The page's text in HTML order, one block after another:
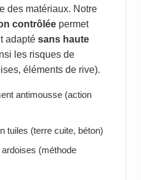
des matériaux. Notre
contrôléepermet
adapté sans haute
les risques de
éléments de rive).
antimousse (action
tuiles (terre cuite, béton)
(méthode